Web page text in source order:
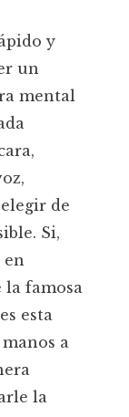
y
un
mental
de
Si,
en
la famosa
esta
a
la